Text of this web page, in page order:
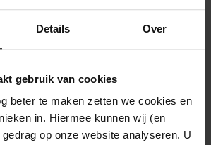
Details Over
gebruik van cookies
beter te maken zetten we cookies en
in. Hiermee kunnen wij (en
op onze website analyseren. U
opgetreden
pagina niet bezoeken door: